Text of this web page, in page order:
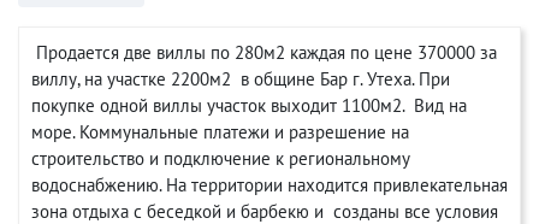
Продается две виллы по 280м2 каждая по цене 370000 за
виллу, на участке 2200м2 в общине Бар г. Утеха. При
покупке одной виллы участок выходит 1100м2. Вид на
море. Коммунальные платежи и разрешение на
строительство и подключение к региональному
водоснабжению. На территории находится привлекательная
зона отдыха с беседкой и барбекю и созданы все условия